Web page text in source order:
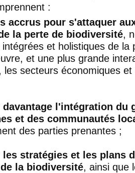
:
accrus pour s'attaquer
la perte de biodiversité,
et holistiques de la
et une plus grande
les secteurs économiques
davantage l'intégration du
et des communautés
des parties prenantes ;
les stratégies et les plans
la biodiversité, ainsi que